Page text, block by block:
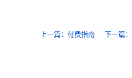
上一篇： 付费指南 下一篇：